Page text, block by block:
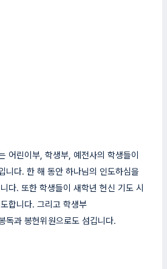
어린이부, 학생부, 예전사의 학생들이
니다. 한 해 동안 하나님의 인도하심을
다. 또한 학생들이 새학년 헌신 기도 시
합니다. 그리고 학생부
독과 봉헌위원으로도 섬깁니다.